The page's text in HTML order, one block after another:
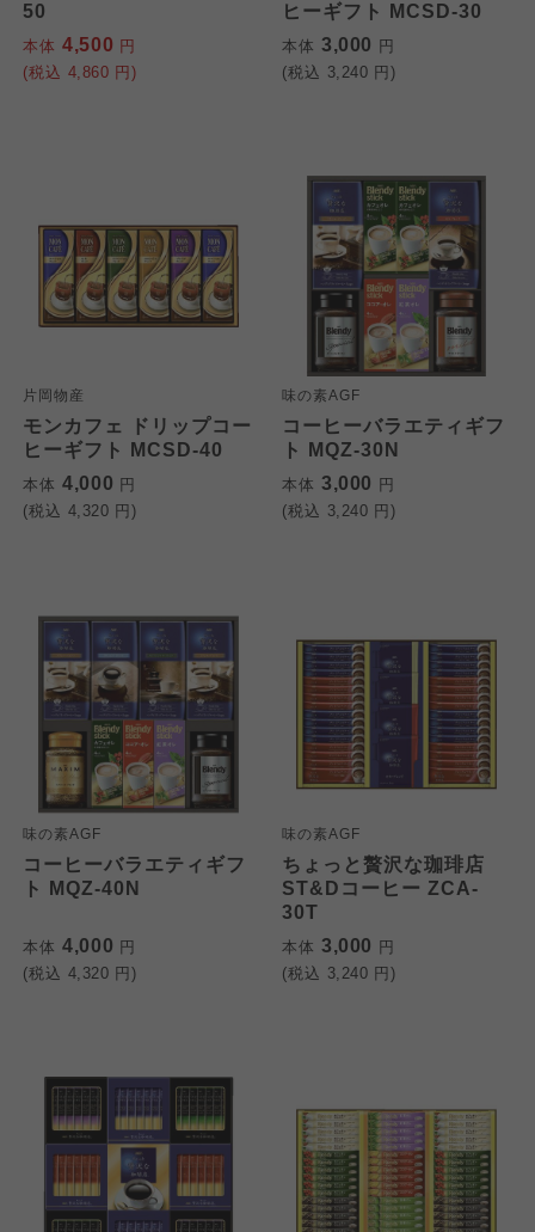
50
本体 4,500 円
(税込 4,860 円)
ヒーギフト MCSD-30
本体 3,000 円
(税込 3,240 円)
片岡物産
モンカフェ ドリップコー
ヒーギフト MCSD-40
本体 4,000 円
(税込 4,320 円)
味の素AGF
コーヒーバラエティギフ
ト MQZ-30N
本体 3,000 円
(税込 3,240 円)
味の素AGF
コーヒーバラエティギフ
ト MQZ-40N
本体 4,000 円
(税込 4,320 円)
味の素AGF
ちょっと贅沢な珈琲店
ST&Dコーヒー ZCA-
30T
本体 3,000 円
(税込 3,240 円)